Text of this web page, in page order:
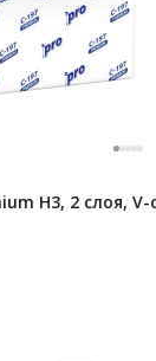
2 слоя, V-